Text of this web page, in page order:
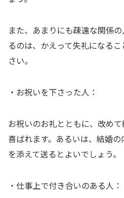
また、あまりにも疎遠な関係
るのは、かえって失礼になる
さい。
・お祝いを下さった人：
お祝いのお礼とともに、改め
喜ばれます。あるいは、結婚
を添えて送るとよいでしょう。
・仕事上で付き合いのある人：